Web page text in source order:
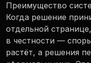
Преимущество
Когда решение
отдельной
в честности —
растёт, а решения